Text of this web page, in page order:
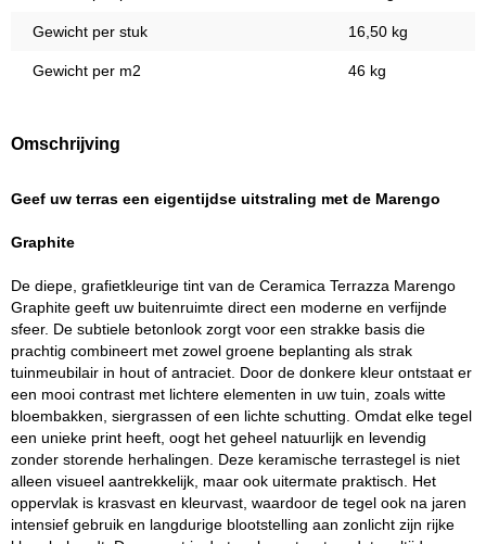
Gewicht per stuk 16,50 kg
Gewicht per m2 46 kg
Omschrijving
Geef uw terras een eigentijdse uitstraling met de Marengo
Graphite
De diepe, grafietkleurige tint van de Ceramica Terrazza Marengo
Graphite geeft uw buitenruimte direct een moderne en verfijnde
sfeer. De subtiele betonlook zorgt voor een strakke basis die
prachtig combineert met zowel groene beplanting als strak
tuinmeubilair in hout of antraciet. Door de donkere kleur ontstaat er
een mooi contrast met lichtere elementen in uw tuin, zoals witte
bloembakken, siergrassen of een lichte schutting. Omdat elke tegel
een unieke print heeft, oogt het geheel natuurlijk en levendig
zonder storende herhalingen. Deze keramische terrastegel is niet
alleen visueel aantrekkelijk, maar ook uitermate praktisch. Het
oppervlak is krasvast en kleurvast, waardoor de tegel ook na jaren
intensief gebruik en langdurige blootstelling aan zonlicht zijn rijke